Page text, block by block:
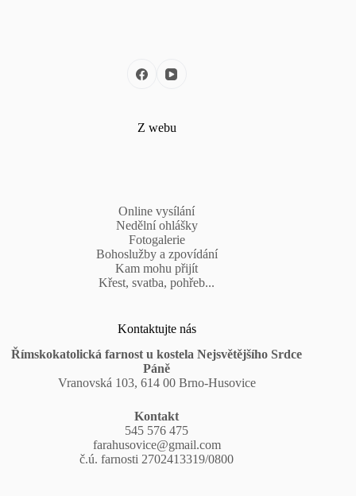
Z webu
Online vysílání
Nedělní ohlášky
Fotogalerie
Bohoslužby a zpovídání
Kam mohu přijít
Křest, svatba, pohřeb...
Kontaktujte nás
Římskokatolická farnost u kostela Nejsvětějšího Srdce
Páně
Vranovská 103, 614 00 Brno-Husovice
Kontakt
545 576 475
farahusovice@gmail.com
č.ú. farnosti 2702413319/0800